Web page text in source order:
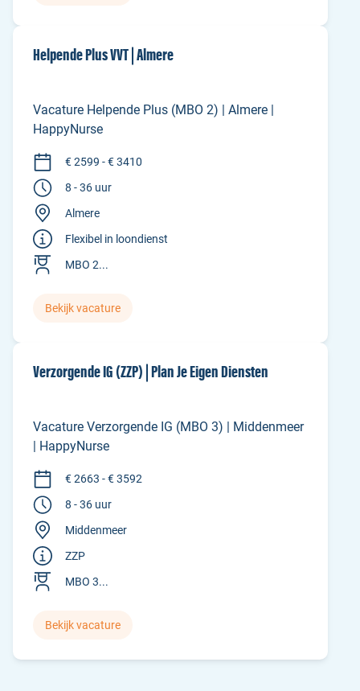
Helpende Plus VVT | Almere
Vacature Helpende Plus (MBO 2) | Almere |
HappyNurse
€ 2599 - € 3410
8 - 36 uur
Almere
Flexibel in loondienst
MBO 2...
Bekijk vacature
Verzorgende IG (ZZP) | Plan Je Eigen Diensten
Vacature Verzorgende IG (MBO 3) | Middenmeer
| HappyNurse
€ 2663 - € 3592
8 - 36 uur
Middenmeer
ZZP
MBO 3...
Bekijk vacature